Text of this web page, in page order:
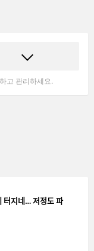
고 관리하세요.
터지네… 저정도 파